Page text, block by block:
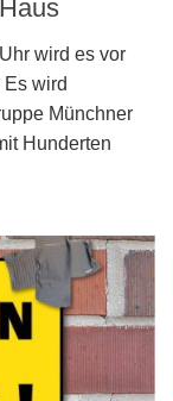
wird es vor
wird
Münchner
Hunderten